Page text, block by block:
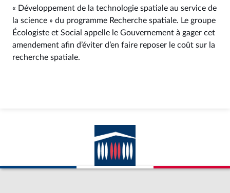
« Développement de la technologie spatiale au service de
la science » du programme Recherche spatiale. Le groupe
Écologiste et Social appelle le Gouvernement à gager cet
amendement afin d’éviter d’en faire reposer le coût sur la
recherche spatiale.